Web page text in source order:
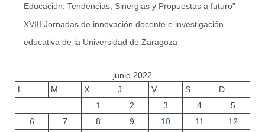
Educación. Tendencias, Sinergias y Propuestas a futuro”
XVIII Jornadas de innovación docente e investigación
educativa de la Universidad de Zaragoza
junio 2022
L
M X J V S
D
1
2 3 4
5
6
7 8 9 10 11
12